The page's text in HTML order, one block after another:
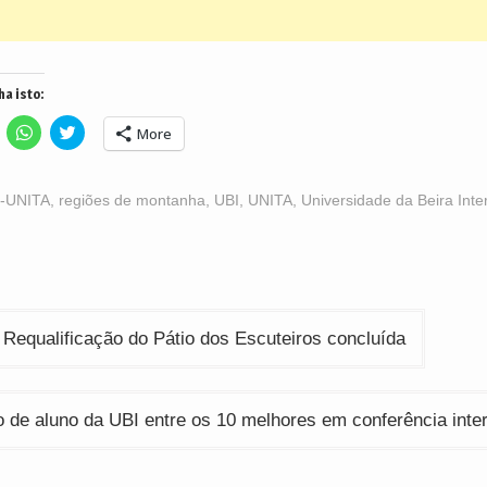
isto:
Click
to
(Opens
Click
to
(Opens
in
More
UNITA, regiões de montanha, UBI, UNITA, Universidade da Beira
do Pátio dos Escuteiros concluída
de aluno da UBI entre os 10 melhores em conferência